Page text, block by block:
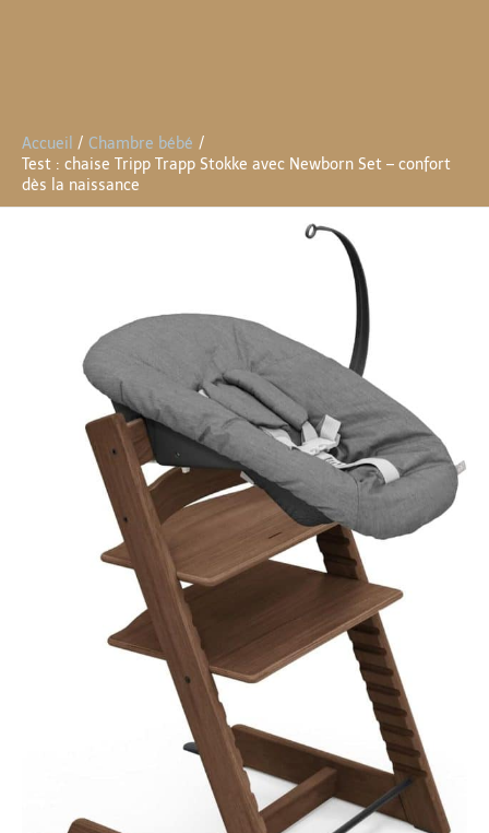
Accueil
Chambre bébé
Test : chaise Tripp Trapp Stokke avec Newborn Set – confort
dès la naissance